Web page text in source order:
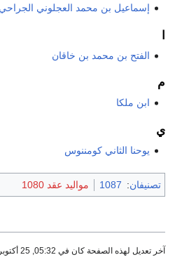
إسماعيل بن محمد العجلوني الجراحي
الفتح بن محمد بن خاقان
م
ابن ملكا
ي
يوحنا الثاني كومننوس
تصنيفان:
1087 مواليد عقد 1080
آخر تعديل لهذه الصفحة كان في 05:32, 25 أكتوبر 2008.